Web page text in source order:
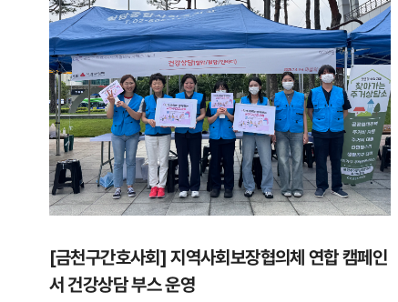
[금천구간호사회] 지역사회보장협의체 연합 캠페인
서 건강상담 부스 운영